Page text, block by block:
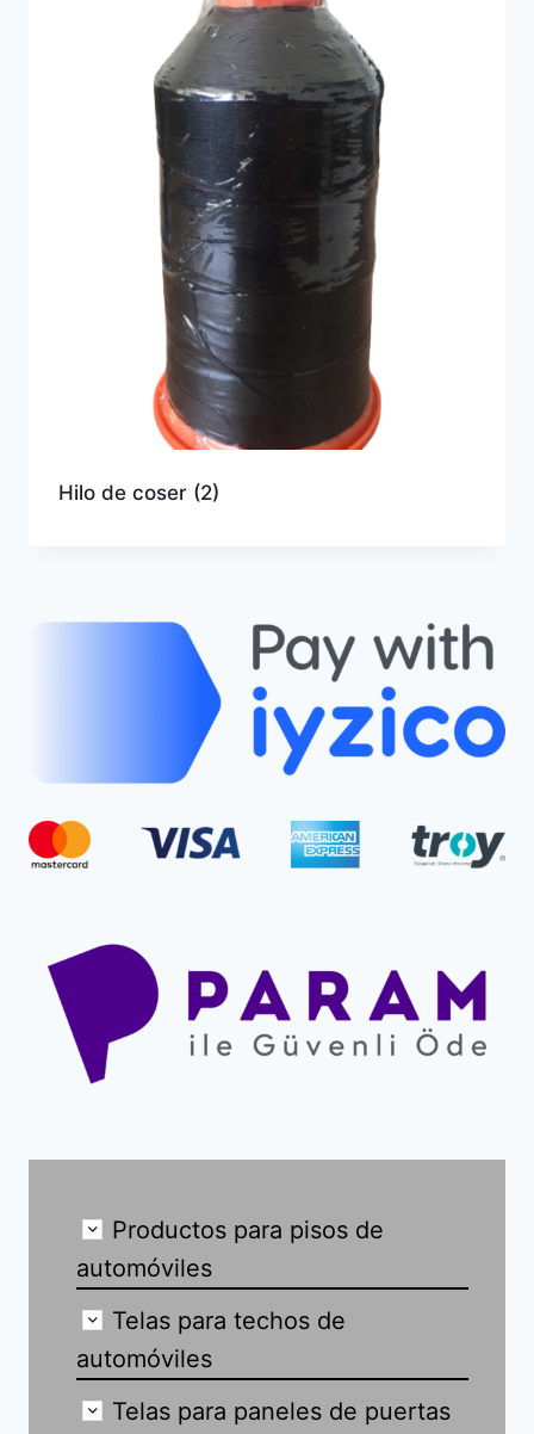
Hilo de coser (2)
Productos para pisos de
automóviles
Telas para techos de
automóviles
Telas para paneles de puertas